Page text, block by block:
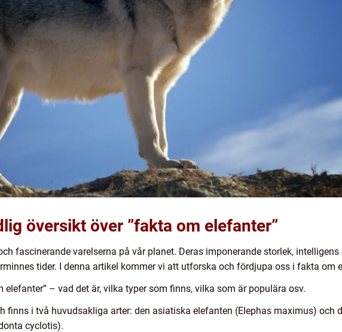
översikt över ”fakta om elefanter”
fascinerande varelserna på vår planet. Deras imponerande storlek,
tider. I denna artikel kommer vi att utforska och fördjupa oss i fakta om
– vad det är, vilka typer som finns, vilka som är populära osv.
finns i två huvudsakliga arter: den asiatiska elefanten (Elephas maximus) och
cyclotis).